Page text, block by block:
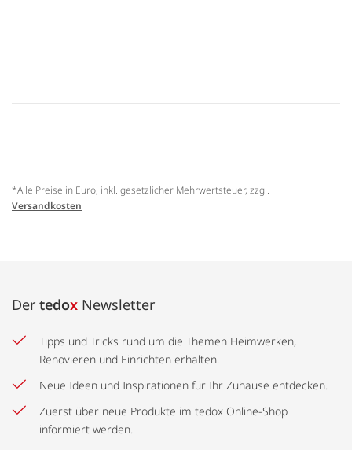
*Alle Preise in Euro, inkl. gesetzlicher Mehrwertsteuer, zzgl.
Versandkosten
Der tedox Newsletter
Tipps und Tricks rund um die Themen Heimwerken,
Renovieren und Einrichten erhalten.
Neue Ideen und Inspirationen für Ihr Zuhause entdecken.
Zuerst über neue Produkte im tedox Online-Shop
informiert werden.